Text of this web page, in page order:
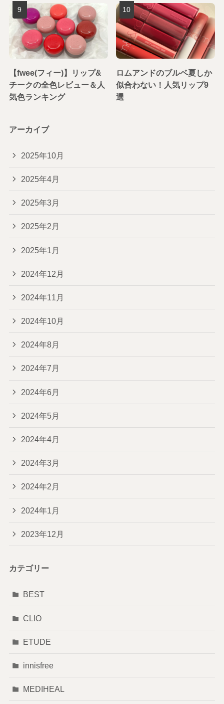
【fwee(フィー)】リップ&
チークの全色レビュー＆人
気色ランキング
ロムアンドのブルベ夏しか
似合わない！人気リップ9
選
アーカイブ
2025年10月
2025年4月
2025年3月
2025年2月
2025年1月
2024年12月
2024年11月
2024年10月
2024年8月
2024年7月
2024年6月
2024年5月
2024年4月
2024年3月
2024年2月
2024年1月
2023年12月
カテゴリー
BEST
CLIO
ETUDE
innisfree
MEDIHEAL